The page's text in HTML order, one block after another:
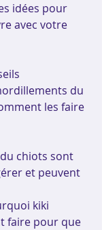
idées pour
avec votre
du
les faire
et peuvent
kiki
faire pour que